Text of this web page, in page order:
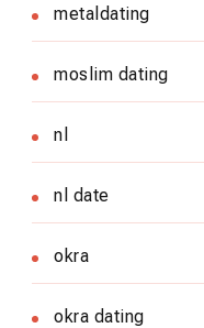
metaldating
moslim dating
nl
nl date
okra
okra dating